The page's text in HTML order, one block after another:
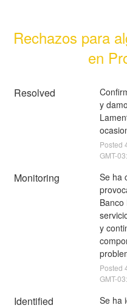
Rechazos para
en
Resolved
y
Posted
GMT-
Monitoring
Se ha
Banco
y
Posted
GMT-
Identified
Se ha